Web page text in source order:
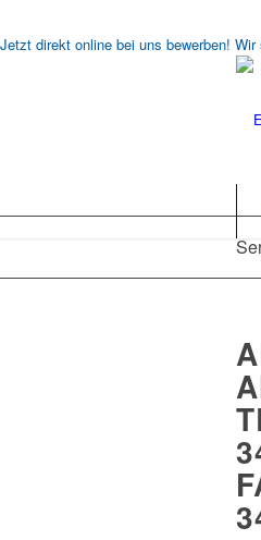
Jetzt direkt online bei uns bewerben!